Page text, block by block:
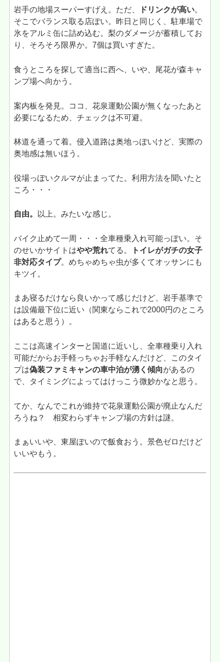
岩手の地場スーパーすげえ。ただ、 ドリンクが高い。
そこでバランス取る店ぽい。昨日と同じく、駐車場で
氷をアルミ缶に詰め込む。梨のダメージが蓄積してお
り、そろそろ限界か。7個は買いすぎた。
食うところを探して適当に西へ、いや、尾花が森キャ
ンプ場へ向かう。
案内板を発見。ココ、花泉運動公園が無くなったあと
必要になるため、チェックは不可避。
林道を通って着。侵入道路は奥地っぽいけど、実際の
奥地感は無いほう。
役場っぽいクルマが止まってた。利用方法を聞いたと
ころ・・・
自由。 以上。みたいな感じ。
バイク止めて一周・・・全車種乗入れ可能っぽい。そ
のせいかサイトはやや荒れてる。
トイレがガチの女子
非対応タイプ。めちゃめちゃ虫が多くてオッサンにも
キツイ。
まあ寝るだけなら良いかって感じだけど、岩手基準で
は設備最下位に近い（関東ならこれで2000円のところ
はあると思う）。
ここは高速インターと国道に近いし、全車種乗り入れ
可能だからお手軽っちゃお手軽なんだけど、このタイ
プは偽装ファミキャンの車中泊が湧く傾向があるの
で、タイミングによってはけっこう微妙かなと思う。
てか、なんでこれが維持で花泉運動公園が廃止なんだ
ろうね？ 相変わらずキャンプ場の方針は謎。
まぁいいや、東屋ぽいので飯食おう。景色ゼロだけど
いいやもう。